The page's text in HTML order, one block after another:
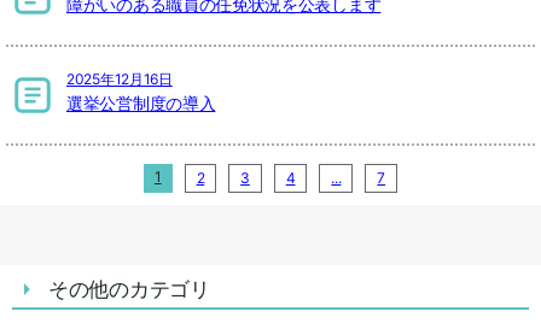
2025年12月16日
選挙公営制度の導入
1 2 3 4 ... 7
その他のカテゴリ